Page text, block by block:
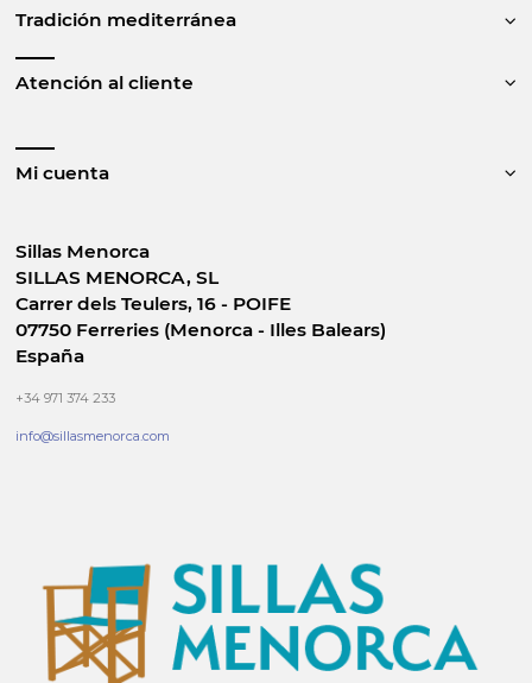
Tradición mediterránea
Atención al cliente
Mi cuenta
Sillas Menorca
SILLAS MENORCA, SL
Carrer dels Teulers, 16 - POIFE
07750 Ferreries (Menorca - Illes Balears)
España
+34 971 374 233
info@sillasmenorca.com